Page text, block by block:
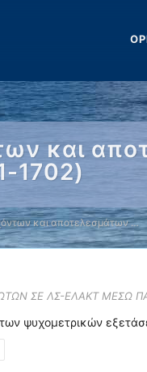
και
1702)
και αποτελεσμάτων …
ΣΕ ΛΣ-ΕΛΑΚΤ ΜΕΣΩ
ψυχομετρικών